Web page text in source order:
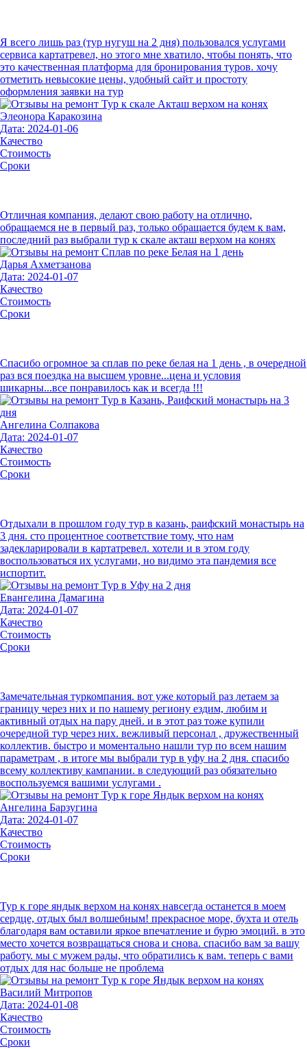
Я всего лишь раз (тур нугуш на 2 дня) пользовался услугами
сервиса картатревел, но этого мне хватило, чтобы понять, что
это качественная платформа для бронирования туров. хочу
отметить невысокие цены, удобный сайт и простоту
оформления заявки на тур
Элеонора Каракозина
Дата: 2024-01-06
Качество
Стоимость
Сроки
Отличная компания, делают свою работу на отлично,
обращаемся не в первый раз, только обращается будем к вам,
последний раз выбрали тур к скале акташ верхом на конях
Дарья Ахметзанова
Дата: 2024-01-07
Качество
Стоимость
Сроки
Спасибо огромное за сплав по реке белая на 1 день , в очередной
раз вся поездка на высшем уровне...цена и условия
шикарны...все понравилось как и всегда !!!
Ангелина Солпакова
Дата: 2024-01-07
Качество
Стоимость
Сроки
Отдыхали в прошлом году тур в казань, раифский монастырь на
3 дня. сто процентное соответствие тому, что нам
задекларировали в картатревел. хотели и в этом году
воспользоваться их услугами, но видимо эта пандемия все
испортит.
Евангелина Дамагина
Дата: 2024-01-07
Качество
Стоимость
Сроки
Замечательная туркомпания. вот уже который раз летаем за
границу через них и по нашему региону ездим, любим и
активный отдых на пару дней. и в этот раз тоже купили
очередной тур через них. вежливый персонал , дружественный
коллектив. быстро и моментально нашли тур по всем нашим
параметрам , в итоге мы выбрали тур в уфу на 2 дня. спасибо
всему коллективу кампании. в следующий раз обязательно
воспользуемся вашими услугами .
Ангелина Барзугина
Дата: 2024-01-07
Качество
Стоимость
Сроки
Тур к горе яндык верхом на конях навсегда останется в моем
сердце, отдых был волшебным! прекрасное море, бухта и отель
благодаря вам оставили яркое впечатление и бурю эмоций. в это
место хочется возвращаться снова и снова. спасибо вам за вашу
работу. мы с мужем рады, что обратились к вам. теперь с вами
отдых для нас больше не проблема
Василий Митропов
Дата: 2024-01-08
Качество
Стоимость
Сроки